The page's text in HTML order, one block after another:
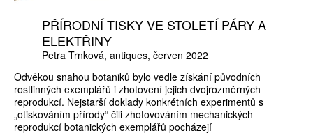
PŘÍRODNÍ TISKY VE STOLETÍ PÁRY A
ELEKTŘINY
Petra Trnková antiques červen 2022
Odvěkou snahou botaniků bylo vedle získání původních
rostlinných exemplářů i zhotovení jejich dvojrozměrných
reprodukcí. Nejstarší doklady konkrétních experimentů s
„otiskováním přírody“ čili zhotovováním mechanických
reprodukcí botanických exemplářů pocházejí